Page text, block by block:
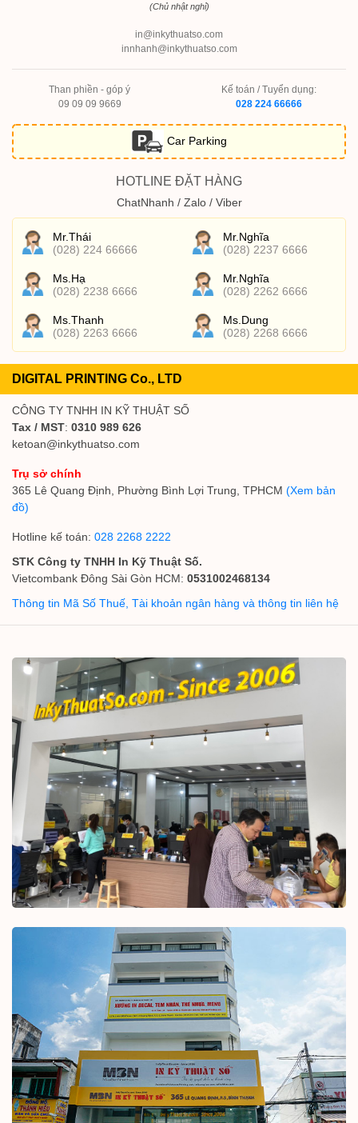
(Chủ nhật nghỉ)
in@inkythuatso.com
innhanh@inkythuatso.com
Than phiền - góp ý
09 09 09 9669
Kế toán / Tuyển dụng:
028 224 66666
Car Parking
HOTLINE ĐẶT HÀNG
ChatNhanh / Zalo / Viber
Mr.Thái
(028) 224 66666
Mr.Nghĩa
(028) 2237 6666
Ms.Hạ
(028) 2238 6666
Mr.Nghĩa
(028) 2262 6666
Ms.Thanh
(028) 2263 6666
Ms.Dung
(028) 2268 6666
DIGITAL PRINTING Co., LTD
CÔNG TY TNHH IN KỸ THUẬT SỐ
Tax / MST: 0310 989 626
ketoan@inkythuatso.com
Trụ sở chính
365 Lê Quang Định, Phường Bình Lợi Trung, TPHCM (Xem bản
đồ)
Hotline kế toán: 028 2268 2222
STK Công ty TNHH In Kỹ Thuật Số.
Vietcombank Đông Sài Gòn HCM: 0531002468134
Thông tin Mã Số Thuế, Tài khoản ngân hàng và thông tin liên hệ